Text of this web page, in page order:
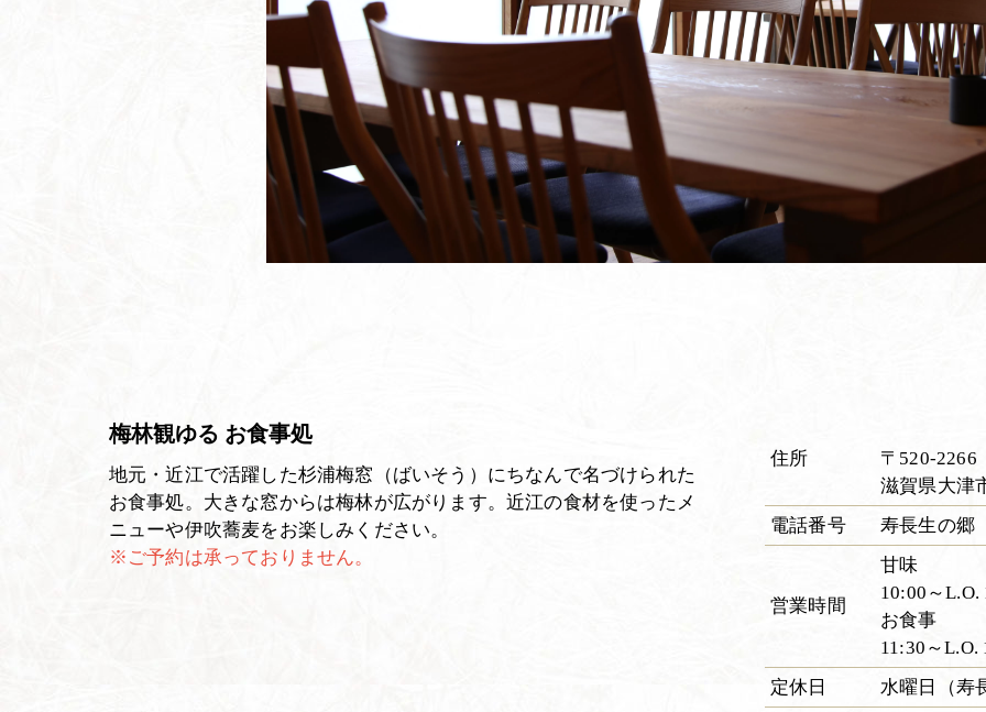
梅林観ゆる お食事処
地元・近江で活躍した杉浦梅窓（ばいそう）にちなんで名づけられた
お食事処。大きな窓からは梅林が広がります。近江の食材を使ったメ
ニューや伊吹蕎麦をお楽しみください。
※ご予約は承っておりません。
住所
〒520-2266
滋賀県大津
電話番号
寿長生の郷
営業時間
甘味
10:00～L.O.
お食事
11:30～L.O.
定休日
水曜日（寿